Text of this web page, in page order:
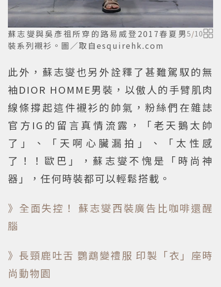
蘇志燮與吳彥祖所穿的路易威登2017春夏男
裝系列襯衫。圖／取自esquirehk.com
5/10
此外，蘇志燮也另外詮釋了甚難駕馭的無
袖DIOR HOMME男裝，以傲人的手臂肌肉
線條撐起這件襯衫的帥氣，粉絲們在雜誌
官方IG的留言真情流露，「老天鵝太帥
了」、「天啊心臟漏拍」、「太性感
了！！歐巴」，蘇志燮不愧是「時尚神
器」，任何時裝都可以輕鬆搭載。
》全面失控！ 蘇志燮西裝廣告比咖啡還醒
腦
》長頸鹿吐舌 鸚鵡變禮服 印製「衣」座時
尚動物園